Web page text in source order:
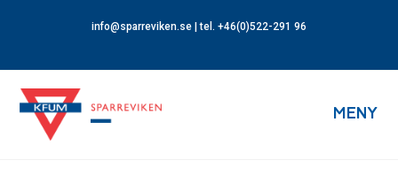
info@sparreviken.se | tel. +46(0)522-291 96
MENY